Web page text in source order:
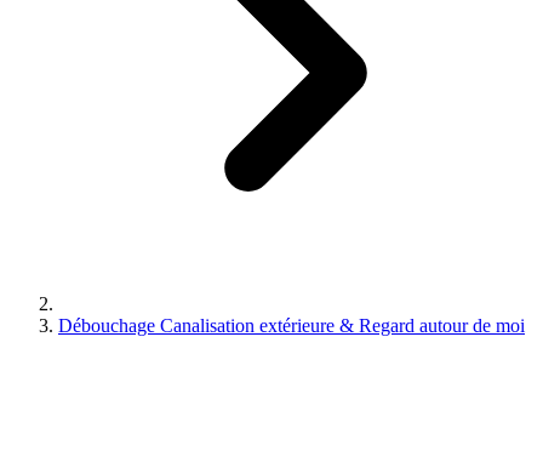
Débouchage Canalisation extérieure & Regard autour de moi